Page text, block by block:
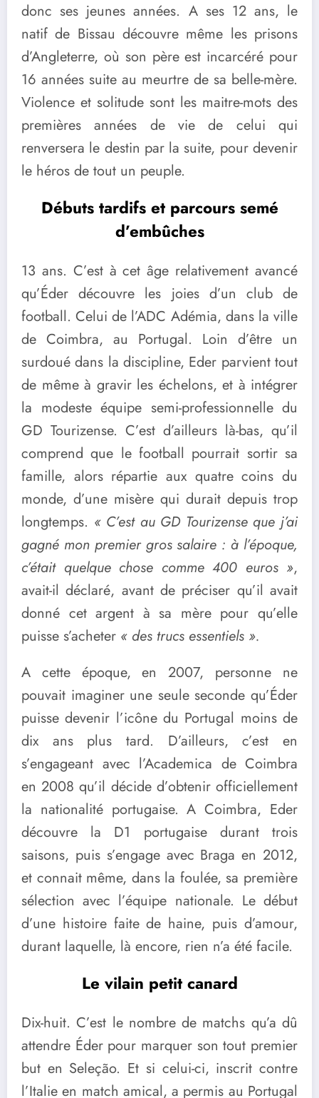
donc ses jeunes années. A ses 12 ans, le
natif de Bissau découvre même les prisons
d’Angleterre, où son père est incarcéré pour
16 années suite au meurtre de sa belle-mère.
Violence et solitude sont les maitre-mots des
premières années de vie de celui qui
renversera le destin par la suite, pour devenir
le héros de tout un peuple.
Débuts tardifs et parcours semé
d’embûches
13 ans. C’est à cet âge relativement avancé
qu’Éder découvre les joies d’un club de
football. Celui de l’ADC Adémia, dans la ville
de Coimbra, au Portugal. Loin d’être un
surdoué dans la discipline, Eder parvient tout
de même à gravir les échelons, et à intégrer
la modeste équipe semi-professionnelle du
GD Tourizense. C’est d’ailleurs là-bas, qu’il
comprend que le football pourrait sortir sa
famille, alors répartie aux quatre coins du
monde, d’une misère qui durait depuis trop
longtemps. « C’est au GD Tourizense que j’ai
gagné mon premier gros salaire : à l’époque,
c’était quelque chose comme 400 euros »,
avait-il déclaré, avant de préciser qu’il avait
donné cet argent à sa mère pour qu’elle
puisse s’acheter « des trucs essentiels ».
A cette époque, en 2007, personne ne
pouvait imaginer une seule seconde qu’Éder
puisse devenir l’icône du Portugal moins de
dix ans plus tard. D’ailleurs, c’est en
s’engageant avec l’Academica de Coimbra
en 2008 qu’il décide d’obtenir officiellement
la nationalité portugaise. A Coimbra, Eder
découvre la D1 portugaise durant trois
saisons, puis s’engage avec Braga en 2012,
et connait même, dans la foulée, sa première
sélection avec l’équipe nationale. Le début
d’une histoire faite de haine, puis d’amour,
durant laquelle, là encore, rien n’a été facile.
Le vilain petit canard
Dix-huit. C’est le nombre de matchs qu’a dû
attendre Éder pour marquer son tout premier
but en Seleção. Et si celui-ci, inscrit contre
l’Italie en match amical, a permis au Portugal